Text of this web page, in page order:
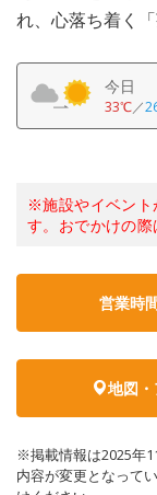
れ、心落ち着く
今日
33℃／
※施設やイベント
す。おでかけの際
営業時
地図
※掲載情報は2025年
内容が変更となって